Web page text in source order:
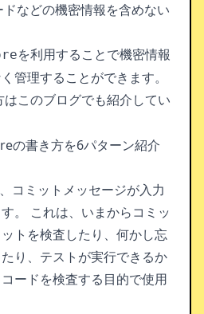
などの機密情報を含めない
を利用することで機密情報
管理することができます。
はこのブログでも紹介してい
の書き方を6パターン紹介
コミットメッセージが入力
。 これは、いまからコミッ
トを検査したり、何かし忘
り、テストが実行できるか
ードを検査する目的で使用